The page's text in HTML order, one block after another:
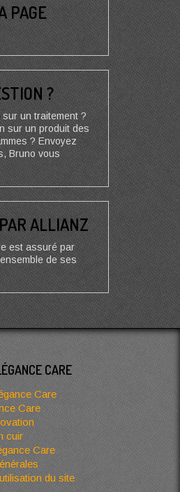
PAGE
?
un traitement ?
sur un produit des
? Envoyez
Bruno vous
ALLIANZ
est assuré par
de ses
CARE
Care
Care
cuir
Care
du site